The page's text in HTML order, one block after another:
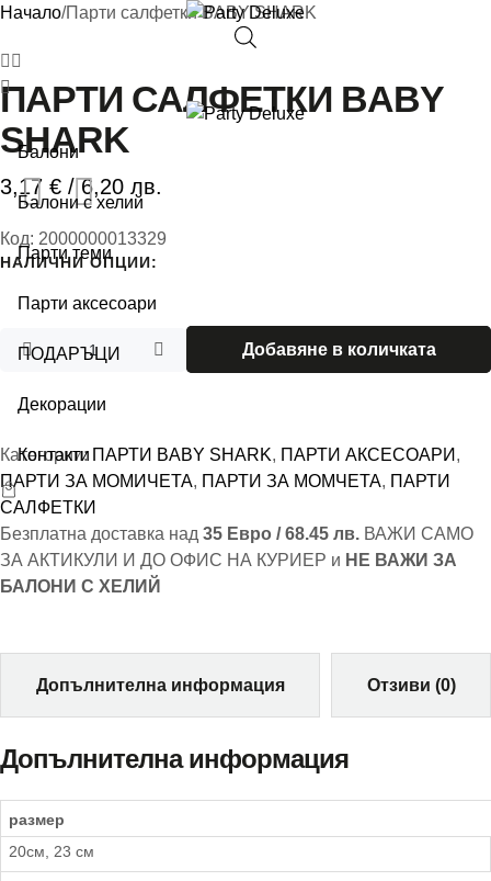
Балони
Балони с хелий
Парти теми
Парти аксесоари
ПОДАРЪЦИ
Декорации
Контакти
Начало/Парти салфетки BABY SHARK
ПАРТИ САЛФЕТКИ BABY
SHARK
3,17 € / 6,20 лв.
Код: 2000000013329
НАЛИЧНИ ОПЦИИ:
Добавяне в количката
Категории: ПАРТИ BABY SHARK, ПАРТИ АКСЕСОАРИ ,
ПАРТИ ЗА МОМИЧЕТА, ПАРТИ ЗА МОМЧЕТА, ПАРТИ
САЛФЕТКИ
Безплатна доставка над 35 Евро / 68.45 лв. ВАЖИ САМО
ЗА АКТИКУЛИ И ДО ОФИС НА КУРИЕР и НЕ ВАЖИ ЗА
БАЛОНИ С ХЕЛИЙ
Допълнителна информация Отзиви (0)
Допълнителна информация
размер
20см, 23 см